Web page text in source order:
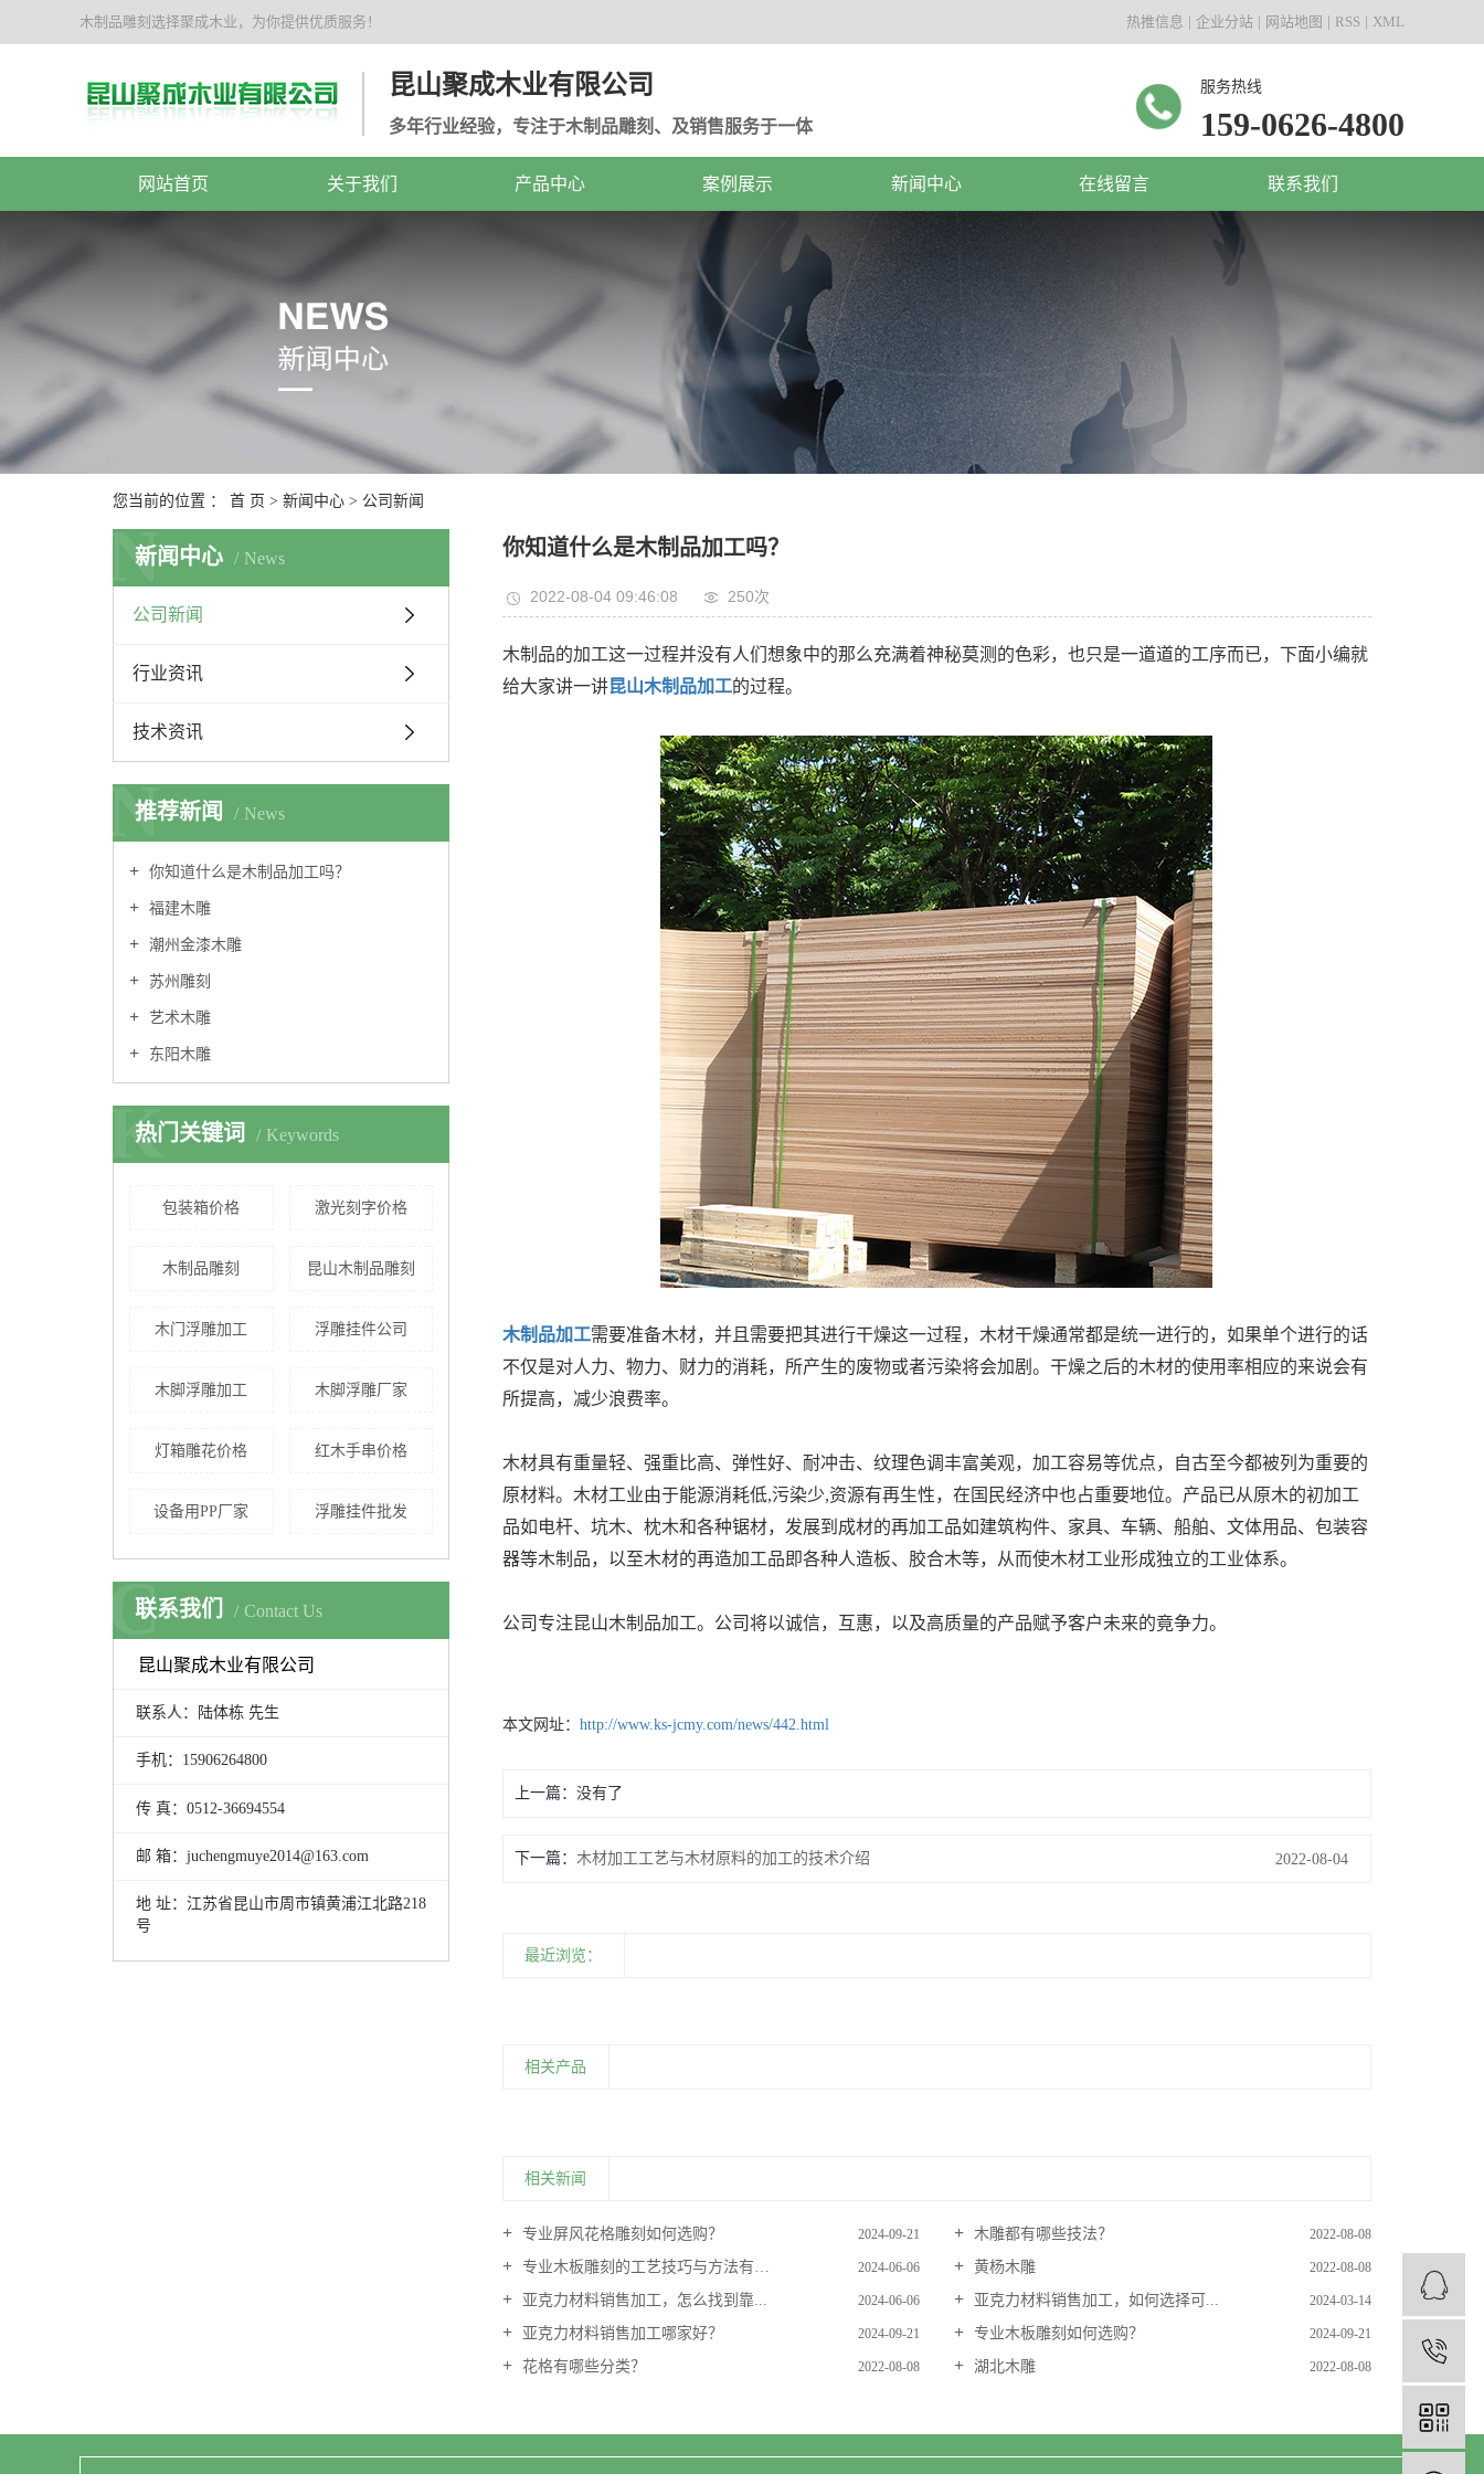
木制品雕刻选择聚成木业，为你提供优质服务！ 热推信息 企业分站 网站地图 RSS XML
昆山聚成木业有限公司
多年行业经验，专注于木制品雕刻、及销售服务于一体
服务热线
159-0626-4800
网站首页 关于我们 产品中心 案例展示 新闻中心 在线留言 联系我们
您当前的位置 ： 首 页 > 新闻中心 > 公司新闻
新闻中心 News
N
公司新闻
行业资讯
技术资讯
推荐新闻 News
N
你知道什么是木制品加工吗？
福建木雕
潮州金漆木雕
苏州雕刻
艺术木雕
东阳木雕
热门关键词 Keywords
K
包装箱价格 激光刻字价格
木制品雕刻 昆山木制品雕刻
木门浮雕加工 浮雕挂件公司
木脚浮雕加工 木脚浮雕厂家
灯箱雕花价格 红木手串价格
设备用PP厂家 浮雕挂件批发
联系我们 Contact Us
C
昆山聚成木业有限公司
联系人：陆体栋 先生
手机：15906264800
传 真：0512-36694554
邮 箱：juchengmuye2014@163.com
地 址：江苏省昆山市周市镇黄浦江北路218
号
你知道什么是木制品加工吗？
2022-08-04 09:46:08 250次
木制品的加工这一过程并没有人们想象中的那么充满着神秘莫测的色彩，也只是一道道的工序而已，下面小编就
给大家讲一讲昆山木制品加工的过程。
木制品加工需要准备木材，并且需要把其进行干燥这一过程，木材干燥通常都是统一进行的，如果单个进行的话
不仅是对人力、物力、财力的消耗，所产生的废物或者污染将会加剧。干燥之后的木材的使用率相应的来说会有
所提高，减少浪费率。
木材具有重量轻、强重比高、弹性好、耐冲击、纹理色调丰富美观，加工容易等优点，自古至今都被列为重要的
原材料。木材工业由于能源消耗低,污染少,资源有再生性，在国民经济中也占重要地位。产品已从原木的初加工
品如电杆、坑木、枕木和各种锯材，发展到成材的再加工品如建筑构件、家具、车辆、船舶、文体用品、包装容
器等木制品，以至木材的再造加工品即各种人造板、胶合木等，从而使木材工业形成独立的工业体系。
公司专注昆山木制品加工。公司将以诚信，互惠，以及高质量的产品赋予客户未来的竟争力。
本文网址： http://www.ks-jcmy.com/news/442.html
上一篇： 没有了
下一篇： 木材加工工艺与木材原料的加工的技术介绍 2022-08-04
最近浏览：
相关产品
相关新闻
专业屏风花格雕刻如何选购？ 2024-09-21 木雕都有哪些技法？ 2022-08-08
专业木板雕刻的工艺技巧与方法有哪些？ 2024-06-06 黄杨木雕 2022-08-08
亚克力材料销售加工，怎么找到靠... 2024-06-06 亚克力材料销售加工，如何选择可... 2024-03-14
亚克力材料销售加工哪家好？ 2024-09-21 专业木板雕刻如何选购？ 2024-09-21
花格有哪些分类？ 2022-08-08 湖北木雕 2022-08-08